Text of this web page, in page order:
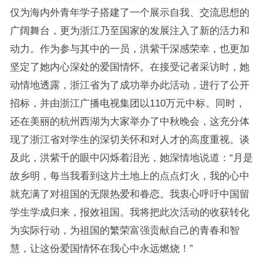
仅为海内外青年学子搭建了一个展示自我、交流思想的
广阔舞台，更为浙江乃至国家的发展注入了新的活力和
动力。作为参与其中的一员，洪紫千深感荣幸，也更加
坚定了她内心深处的爱国情怀。在接受记者采访时，她
动情地透露，浙江省为了成功举办此活动，进行了公开
招标，并由浙江广播电视集团以110万元中标。同时，
还在美丽的杭州西湖为大家举办了中秋晚会，这充分体
现了浙江省对学生的深切关怀和对人才的高度重视。谈
及此，洪紫千的眼中闪烁着泪光，她深情地说道：“月是
故乡明，每当我看到这片土地上的点点灯火，我的心中
就充满了对祖国的无限热爱和眷恋。我衷心呼吁中国留
学生学成归来，报效祖国。我将把此次活动的收获转化
为实际行动，为祖国的繁荣富强贡献自己的青春和智
慧，让这份爱国情怀在我心中永远燃烧！”